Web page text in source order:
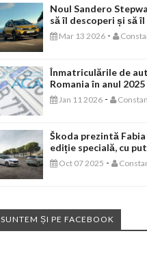
Noul Sandero
să îl descoperi și să
Mar 13 2026 -
Înmatriculările de
Romania în anul 2025
Jan 11 2026 -
Škoda prezintă Fabia
ediție specială, cu
Oct 07 2025 -
SUNTEM ȘI PE FACEBOOK